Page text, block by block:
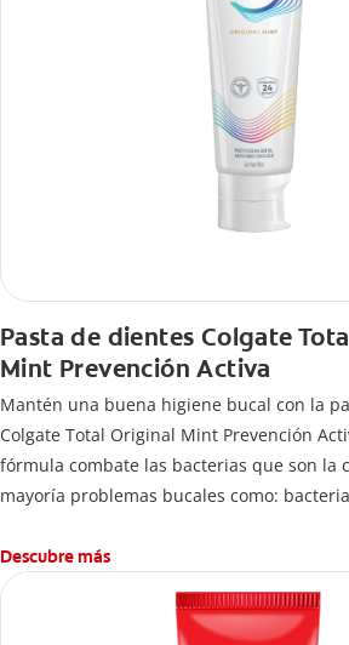
Pasta de dientes Colgate
Mint Prevención Activa
Mantén una buena higiene bucal con la
Colgate Total Original Mint Prevención
fórmula combate las bacterias que son la
mayoría problemas bucales como:
caries.
Descubre más